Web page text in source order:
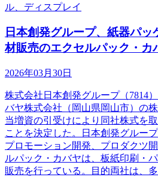
ル、ディスプレイ
日本創発グループ、紙器パ
材販売のエクセルパック・カ
2026年03月30日
株式会社日本創発グループ（7814
バヤ株式会社（岡山県岡山市）の
当増資の引受けにより同社株式を
ことを決定した。日本創発グルー
プロモーション開発、プロダクツ
ルパック・カバヤは、板紙印刷・
販売を行っている。目的両社は、